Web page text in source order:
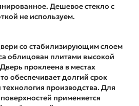
Дешевое стекло с
не используем.
со стабилизирующим слоем
облицован плитами высокой
проклеена в местах
обеспечивает долгий срок
производства. Для
применяется